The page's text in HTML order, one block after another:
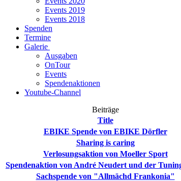
Events 2019
Events 2018
Spenden
Termine
Galerie
Ausgaben
OnTour
Events
Spendenaktionen
Youtube-Channel
Beiträge
Title
EBIKE Spende von EBIKE Dörfler
Sharing is caring
Verlosungsaktion von Moeller Sport
Spendenaktion von André Neudert und der
Sachspende von "Allmächd Frankonia"